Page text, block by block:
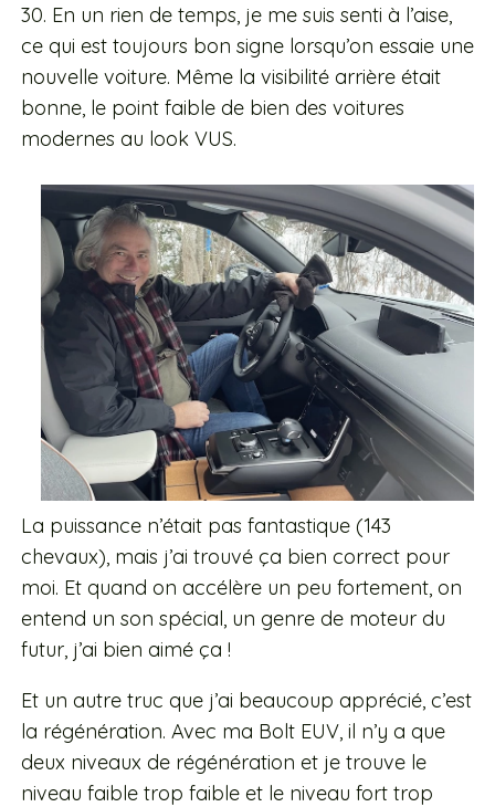
30. En un rien de temps, je me suis senti à l’aise,
ce qui est toujours bon signe lorsqu’on essaie une
nouvelle voiture. Même la visibilité arrière était
bonne, le point faible de bien des voitures
modernes au look VUS.
La puissance n’était pas fantastique (143
chevaux), mais j’ai trouvé ça bien correct pour
moi. Et quand on accélère un peu fortement, on
entend un son spécial, un genre de moteur du
futur, j’ai bien aimé ça !
Et un autre truc que j’ai beaucoup apprécié, c’est
la régénération. Avec ma Bolt EUV, il n’y a que
deux niveaux de régénération et je trouve le
niveau faible trop faible et le niveau fort trop